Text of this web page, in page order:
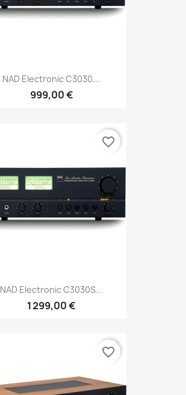
NAD Electronic C3030...
999,00 €
NAD Electronic C3030S...
1 299,00 €
favorite_border
favorite_border